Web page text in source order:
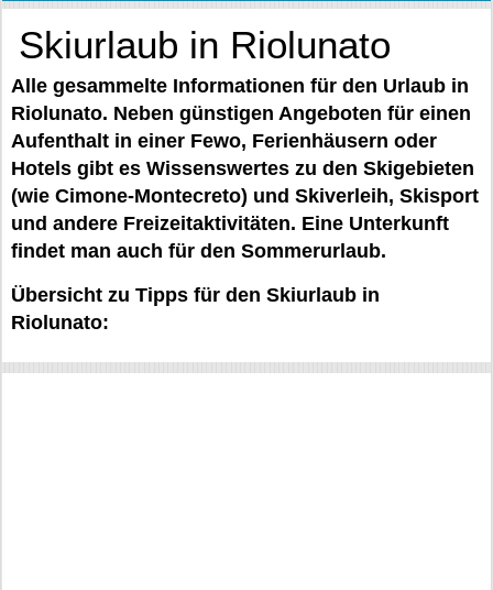
Skiurlaub in Riolunato
Alle gesammelte Informationen für den Urlaub in
Riolunato. Neben günstigen Angeboten für einen
Aufenthalt in einer Fewo, Ferienhäusern oder
Hotels gibt es Wissenswertes zu den Skigebieten
(wie Cimone-Montecreto) und Skiverleih, Skisport
und andere Freizeitaktivitäten. Eine Unterkunft
findet man auch für den Sommerurlaub.
Übersicht zu Tipps für den Skiurlaub in
Riolunato: